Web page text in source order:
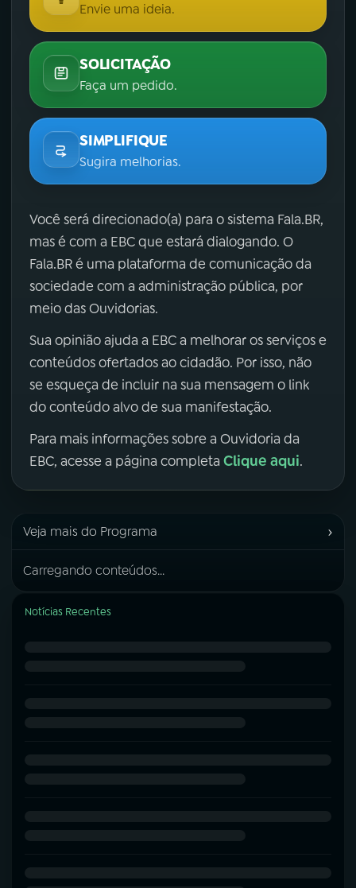
Envie uma ideia.
SOLICITAÇÃO
Faça um pedido.
SIMPLIFIQUE
Sugira melhorias.
Você será direcionado(a) para o sistema Fala.BR,
mas é com a EBC que estará dialogando. O
Fala.BR é uma plataforma de comunicação da
sociedade com a administração pública, por
meio das Ouvidorias.
Sua opinião ajuda a EBC a melhorar os serviços e
conteúdos ofertados ao cidadão. Por isso, não
se esqueça de incluir na sua mensagem o link
do conteúdo alvo de sua manifestação.
Para mais informações sobre a Ouvidoria da
EBC, acesse a página completa Clique aqui.
Veja mais do Programa ›
Carregando conteúdos...
Notícias Recentes